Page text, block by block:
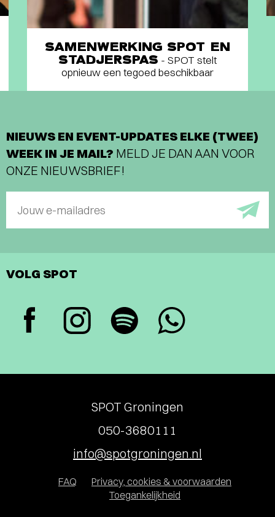
SAMENWERKING SPOT EN
STADJERSPAS - SPOT stelt
opnieuw een tegoed beschikbaar
NIEUWS EN EVENT-UPDATES ELKE (TWEE)
WEEK IN JE MAIL? MELD JE DAN AAN VOOR
ONZE NIEUWSBRIEF!
Jouw e-mailadres
VOLG SPOT
SPOT Groningen
050-3680111
info@spotgroningen.nl
FAQ
Privacy, cookies & voorwaarden
Toegankelijkheid